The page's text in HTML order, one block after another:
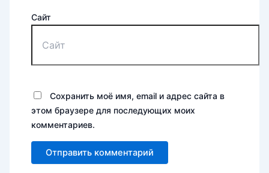
Сайт
Сохранить моё имя, email и адрес сайта в
этом браузере для последующих моих
комментариев.